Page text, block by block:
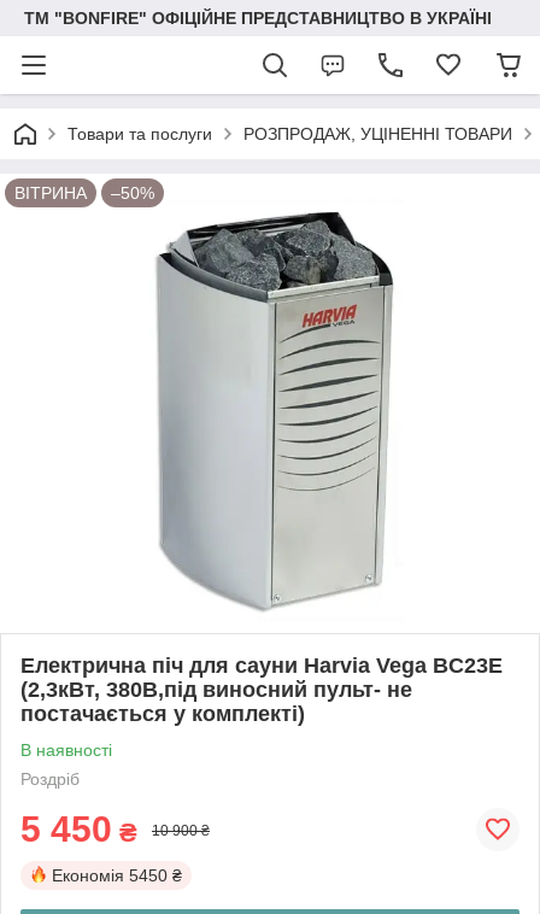
ТМ "BONFIRE" ОФІЦІЙНЕ ПРЕДСТАВНИЦТВО В УКРАЇНІ
Товари та послуги РОЗПРОДАЖ, УЦІНЕННІ ТОВАРИ
ВІТРИНА –50%
Електрична піч для сауни Harvia Vega BC23Е
(2,3кВт, 380В,під виносний пульт- не
постачається у комплекті)
В наявності
Роздріб
5 450 ₴ 10 900 ₴
Економія 5450 ₴